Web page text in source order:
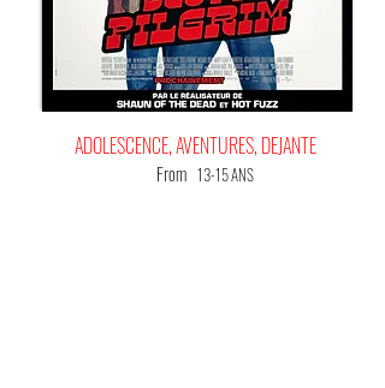
ADOLESCENCE, AVENTURES, DEJANTE
From 13-15 ANS